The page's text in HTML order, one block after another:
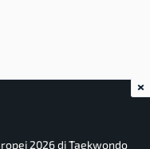
2026 di Taekwondo
×